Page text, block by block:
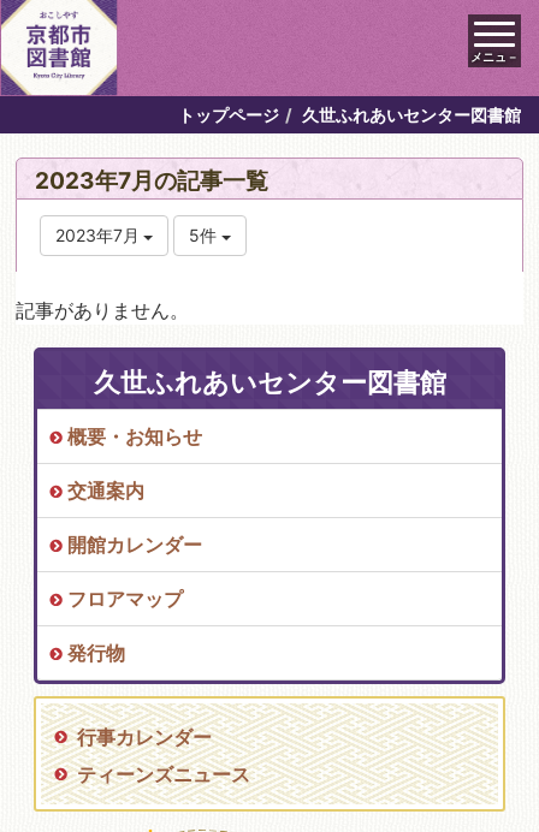
メニュ－
トップページ 久世ふれあいセンター図書館
2023年7月の記事一覧
2023年7月 5件
記事がありません。
久世ふれあいセンター図書館
概要・お知らせ
交通案内
開館カレンダー
フロアマップ
発行物
行事カレンダー
ティーンズニュース